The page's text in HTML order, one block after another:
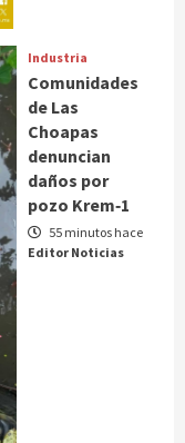
Industria
Comunidades
de Las
Choapas
denuncian
daños por
pozo Krem‑1
55 minutos hace
Editor Noticias